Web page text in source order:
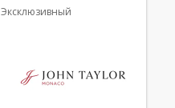
Эксклюзивный